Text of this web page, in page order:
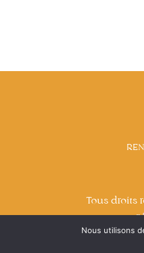
Tous droits
par
Nous utilisons